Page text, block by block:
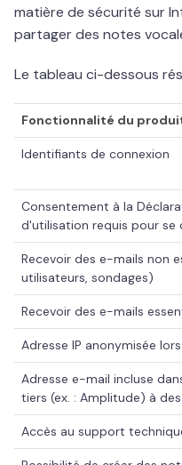
matière de sécurité sur
partager des notes
Le tableau ci-dessous
Fonctionnalité du
Identifiants de connexion
Consentement à la
d'utilisation requis pour se
Recevoir des e-mails non
utilisateurs, sondages)
Recevoir des e-mails
Adresse IP anonymisée
Adresse e-mail incluse
tiers (ex. : Amplitude) à
Accès au support